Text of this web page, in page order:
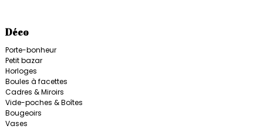
Déco
Porte-bonheur
Petit bazar
Horloges
Boules à facettes
Cadres & Miroirs
Vide-poches & Boîtes
Bougeoirs
Vases